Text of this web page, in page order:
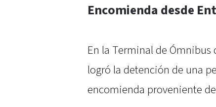
Encomienda desde
En la Terminal de Ómnibus
logró la detención de una
encomienda proveniente